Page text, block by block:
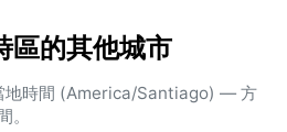
區的其他城市
地時間 (America/Santiago) — 方
。